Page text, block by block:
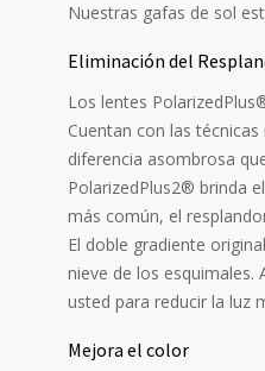
Nuestras gafas de sol
Eliminación del
Los lentes
Cuentan con las
diferencia asombrosa
PolarizedPlus2® brinda
más común, el
El doble gradiente
nieve de los
usted para reducir la luz
Mejora el color